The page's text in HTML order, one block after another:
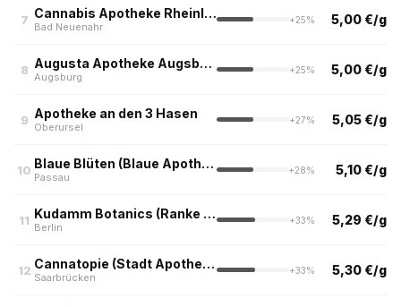
7 Cannabis Apotheke Rheinland
Bad Neuenahr
+25% 5,00 €/g
8 Augusta Apotheke Augsburg
Augsburg
+25% 5,00 €/g
9 Apotheke an den 3 Hasen
Oberursel
+27% 5,05 €/g
10 Blaue Blüten (Blaue Apotheke)
Passau
+28% 5,10 €/g
11 Kudamm Botanics (Ranke Apotheke Berlin)
Berlin
+33% 5,29 €/g
12 Cannatopie (Stadt Apotheke, Saarbrücken)
Saarbrücken
+33% 5,30 €/g